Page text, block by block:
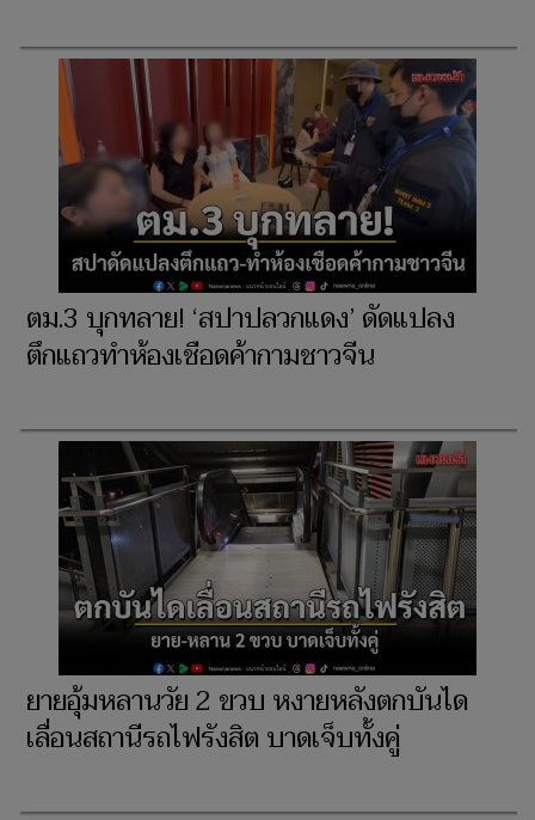
ตม.3 บุกทลาย! ‘สปาปลวกแดง’ ดัดแปลง
ตึกแถวทำห้องเชือดค้ากามชาวจีน
ยายอุ้มหลานวัย 2 ขวบ หงายหลังตกบันได
เลื่อนสถานีรถไฟรังสิต บาดเจ็บทั้งคู่